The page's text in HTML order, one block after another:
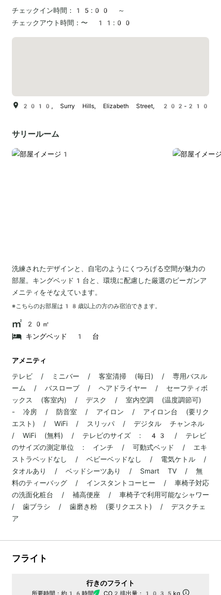
チェックイン時間：
15:00 ～
チェックアウト時間： 〜 11:00
2010, Surry Hills, Elizabeth Street, 202-210
サリールーム
洗練されたデザインと、自宅のようにくつろげる空間が魅力の
部屋。キングベッド1台と、環境に配慮した厳選のビーガンア
メニティをそなえています。
※こちらのお部屋は 18 歳以上の方のみ宿泊できます。
20㎡
キングベッド 1 台
アメニティ
テレビ / ミニバー / 客室清掃 (毎日) / 専用バスル
ーム / バスローブ / ヘアドライヤー / セーフティボ
ックス (客室内) / デスク / 室内空調 (温度調節可)
- 冷房 / 防音室 / アイロン / アイロン台 (要リク
エスト) / WiFi / スリッパ / デジタル チャンネル
/ WiFi (無料) / テレビのサイズ : 43 / テレビ
のサイズの測定単位 : インチ / 可動式ベッド / エキ
ストラベッドなし / ベビーベッドなし / 電気ケトル /
タオルあり / ベッドシーツあり / Smart TV / 無
料のティーバッグ / インスタントコーヒー / 車椅子対応
の洗面化粧台 / 補高便座 / 車椅子で利用可能なシャワー
/ 歯ブラシ / 歯磨き粉 (要リクエスト) / デスクチェ
ア
フライト
行きのフライト
所要時間： 約16時間 CO2排出量： 1035kg